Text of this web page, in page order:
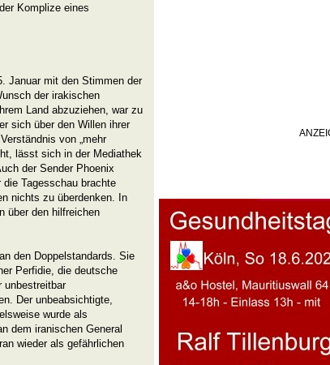
Komplize eines
Januar mit den Stimmen der
der irakischen
Land abzuziehen, war zu
sich über den Willen ihrer
von „mehr
lässt sich in der Mediathek
der Sender Phoenix
Tagesschau brachte
nichts zu überdenken. In
über den hilfreichen
den Doppelstandards. Sie
Perfidie, die deutsche
unbestreitbar
Der unbeabsichtigte,
wurde als
dem iranischen General
wieder als gefährlichen